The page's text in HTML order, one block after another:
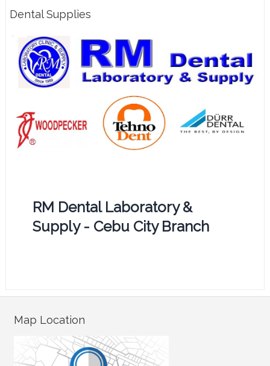
Dental Supplies
RM Dental Laboratory &
Supply - Cebu City Branch
Map Location